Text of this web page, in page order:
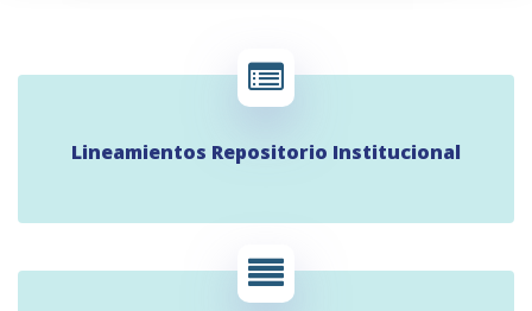
Lineamientos Repositorio Institucional